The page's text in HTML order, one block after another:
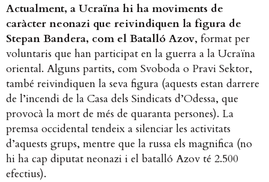
Actualment, a Ucraïna hi ha moviments de
caràcter neonazi que reivindiquen la figura de
Stepan Bandera, com el Batalló Azov, format per
voluntaris que han participat en la guerra a la Ucraïna
oriental. Alguns partits, com Svoboda o Pravi Sektor,
també reivindiquen la seva figura (aquests estan darrere
de l’incendi de la Casa dels Sindicats d’Odessa, que
provocà la mort de més de quaranta persones). La
premsa occidental tendeix a silenciar les activitats
d’aquests grups, mentre que la russa els magnifica (no
hi ha cap diputat neonazi i el batalló Azov té 2.500
efectius).